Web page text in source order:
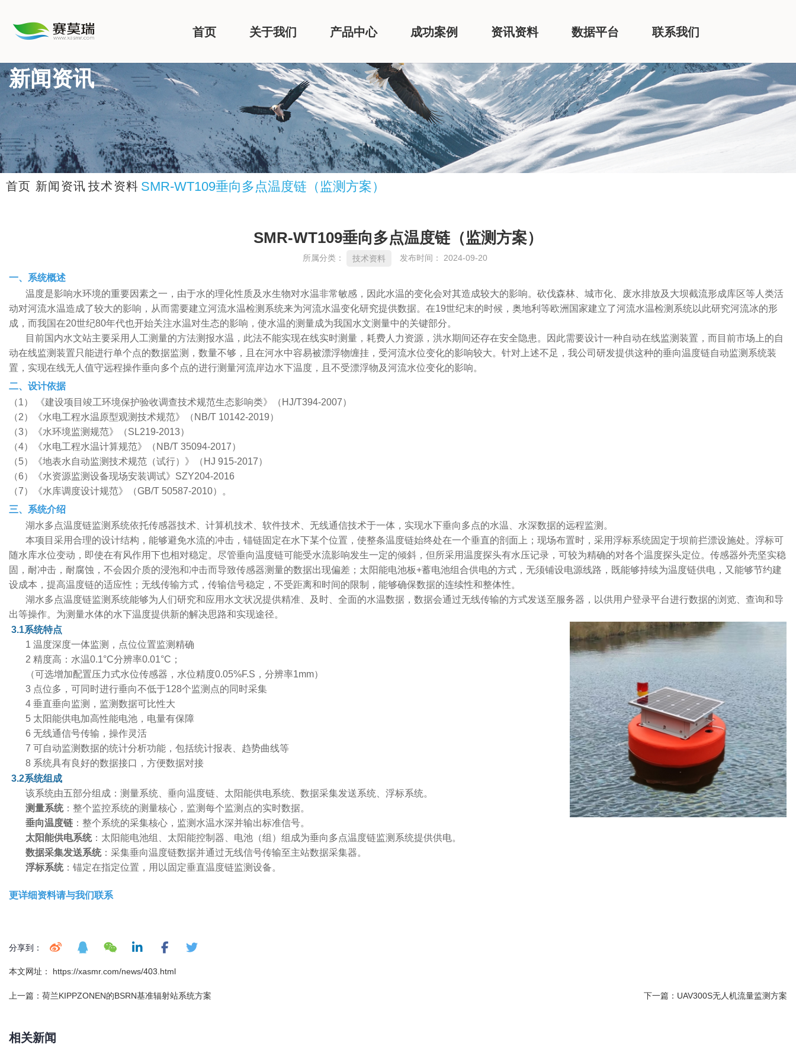
首页 关于我们 产品中心 成功案例 资讯资料 数据平台 联系我们
新闻资讯
首页 新闻资讯 技术资料 SMR-WT109垂向多点温度链（监测方案）
SMR-WT109垂向多点温度链（监测方案）
所属分类： 技术资料 发布时间： 2024-09-20
一、系统概述
温度是影响水环境的重要因素之一，由于水的理化性质及水生物对水温非常敏感，因此水温的变化会对其造成较大的影响。砍伐森林、城市化、废水排放及大坝截流形成库区等人类活
动对河流水温造成了较大的影响，从而需要建立河流水温检测系统来为河流水温变化研究提供数据。在19世纪末的时候，奥地利等欧洲国家建立了河流水温检测系统以此研究河流冰的形
成，而我国在20世纪80年代也开始关注水温对生态的影响，使水温的测量成为我国水文测量中的关键部分。
目前国内水文站主要采用人工测量的方法测报水温，此法不能实现在线实时测量，耗费人力资源，洪水期间还存在安全隐患。因此需要设计一种自动在线监测装置，而目前市场上的自
动在线监测装置只能进行单个点的数据监测，数量不够，且在河水中容易被漂浮物缠挂，受河流水位变化的影响较大。针对上述不足，我公司研发提供这种的垂向温度链自动监测系统装
置，实现在线无人值守远程操作垂向多个点的进行测量河流岸边水下温度，且不受漂浮物及河流水位变化的影响。
二、设计依据
（1） 《建设项目竣工环境保护验收调查技术规范生态影响类》（HJ/T394-2007）
（2）《水电工程水温原型观测技术规范》（NB/T 10142-2019）
（3）《水环境监测规范》（SL219-2013）
（4）《水电工程水温计算规范》（NB/T 35094-2017）
（5）《地表水自动监测技术规范（试行）》（HJ 915-2017）
（6）《水资源监测设备现场安装调试》SZY204-2016
（7）《水库调度设计规范》（GB/T 50587-2010）。
三、系统介绍
湖水多点温度链监测系统依托传感器技术、计算机技术、软件技术、无线通信技术于一体，实现水下垂向多点的水温、水深数据的远程监测。
本项目采用合理的设计结构，能够避免水流的冲击，锚链固定在水下某个位置，使整条温度链始终处在一个垂直的剖面上；现场布置时，采用浮标系统固定于坝前拦漂设施处。浮标可
随水库水位变动，即使在有风作用下也相对稳定。尽管垂向温度链可能受水流影响发生一定的倾斜，但所采用温度探头有水压记录，可较为精确的对各个温度探头定位。传感器外壳坚实稳
固，耐冲击，耐腐蚀，不会因介质的浸泡和冲击而导致传感器测量的数据出现偏差；太阳能电池板+蓄电池组合供电的方式，无须铺设电源线路，既能够持续为温度链供电，又能够节约建
设成本，提高温度链的适应性；无线传输方式，传输信号稳定，不受距离和时间的限制，能够确保数据的连续性和整体性。
湖水多点温度链监测系统能够为人们研究和应用水文状况提供精准、及时、全面的水温数据，数据会通过无线传输的方式发送至服务器，以供用户登录平台进行数据的浏览、查询和导
出等操作。为测量水体的水下温度提供新的解决思路和实现途径。
3.1系统特点
1 温度深度一体监测，点位位置监测精确
2 精度高：水温0.1°C分辨率0.01°C；
（可选增加配置压力式水位传感器，水位精度0.05%F.S，分辨率1mm）
3 点位多，可同时进行垂向不低于128个监测点的同时采集
4 垂直垂向监测，监测数据可比性大
5 太阳能供电加高性能电池，电量有保障
6 无线通信号传输，操作灵活
7 可自动监测数据的统计分析功能，包括统计报表、趋势曲线等
8 系统具有良好的数据接口，方便数据对接
3.2系统组成
该系统由五部分组成：测量系统、垂向温度链、太阳能供电系统、数据采集发送系统、浮标系统。
测量系统：整个监控系统的测量核心，监测每个监测点的实时数据。
垂向温度链 ：整个系统的采集核心，监测水温水深并输出标准信号。
太阳能供电系统：太阳能电池组、太阳能控制器、电池（组）组成为垂向多点温度链监测系统提供供电。
数据采集发送系统：采集垂向温度链数据并通过无线信号传输至主站数据采集器。
浮标系统：锚定在指定位置，用以固定垂直温度链监测设备。
更详细资料请与我们联系
分享到：
本文网址： https://xasmr.com/news/403.html
上一篇： 荷兰KIPPZONEN的BSRN基准辐射站系统方案 下一篇： UAV300S无人机流量监测方案
相关新闻